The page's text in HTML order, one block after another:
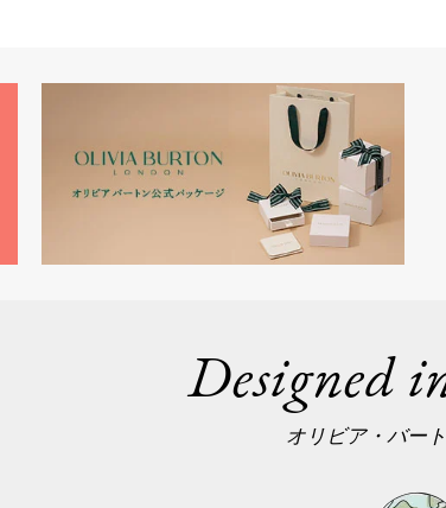
Designed
オリビア・バー